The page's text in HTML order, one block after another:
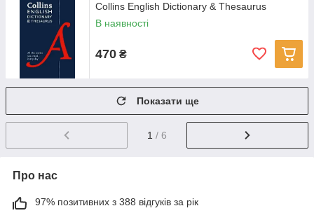
Collins English Dictionary & Thesaurus
В наявності
470 ₴
Показати ще
1 / 6
Про нас
97% позитивних з 388 відгуків за рік